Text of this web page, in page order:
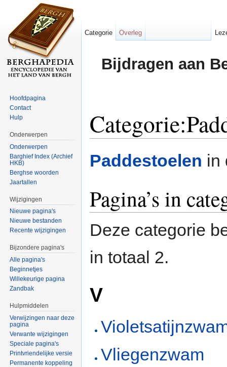
Bijdragen aan
Paddestoelen in
Pagina’s in
Deze categorie
in totaal 2.
V
Vliegenzwam
Categorie Overleg
Hoofdpagina
Contact
Hulp
Onderwerpen
Onderwerpen
Barghief Index (Archief
HKB)
Berghse woorden
Jaartallen
Wijzigingen
Nieuwe pagina's
Nieuwe bestanden
Recente wijzigingen
Bijzondere pagina's
Alle pagina's
Beginnetjes
Willekeurige pagina
Zandbak
Hulpmiddelen
Verwijzingen naar deze
pagina
Verwante wijzigingen
Speciale pagina's
Printvriendelijke versie
Permanente koppeling